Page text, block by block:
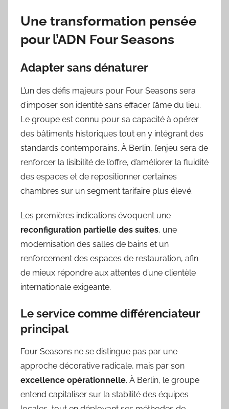
Une transformation pensée
pour l’ADN Four Seasons
Adapter sans dénaturer
L’un des défis majeurs pour Four Seasons sera
d’imposer son identité sans effacer l’âme du lieu.
Le groupe est connu pour sa capacité à opérer
des bâtiments historiques tout en y intégrant des
standards contemporains. À Berlin, l’enjeu sera de
renforcer la lisibilité de l’offre, d’améliorer la fluidité
des espaces et de repositionner certaines
chambres sur un segment tarifaire plus élevé.
Les premières indications évoquent une
reconfiguration partielle des suites, une
modernisation des salles de bains et un
renforcement des espaces de restauration, afin
de mieux répondre aux attentes d’une clientèle
internationale exigeante.
Le service comme différenciateur
principal
Four Seasons ne se distingue pas par une
approche décorative radicale, mais par son
excellence opérationnelle. À Berlin, le groupe
entend capitaliser sur la stabilité des équipes